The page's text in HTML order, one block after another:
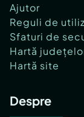
Ajutor
Reguli de
Sfaturi de
Hartă
Hartă site
Despre